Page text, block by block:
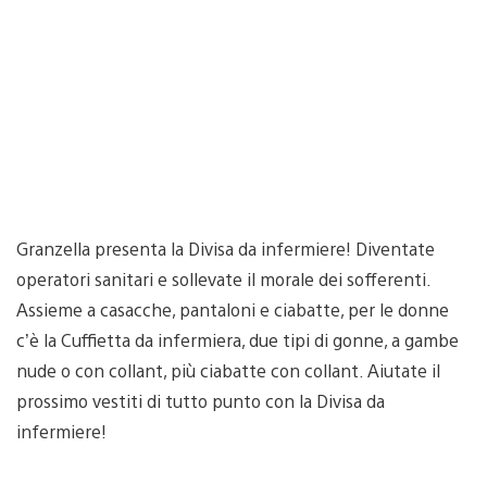
Granzella presenta la Divisa da infermiere! Diventate
operatori sanitari e sollevate il morale dei sofferenti.
Assieme a casacche, pantaloni e ciabatte, per le donne
c’è la Cuffietta da infermiera, due tipi di gonne, a gambe
nude o con collant, più ciabatte con collant. Aiutate il
prossimo vestiti di tutto punto con la Divisa da
infermiere!